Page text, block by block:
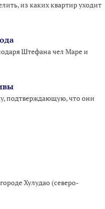
из каких квартир уходит
Штефана чел Маре и
подтверждающую, что они
Хулудао (северо-